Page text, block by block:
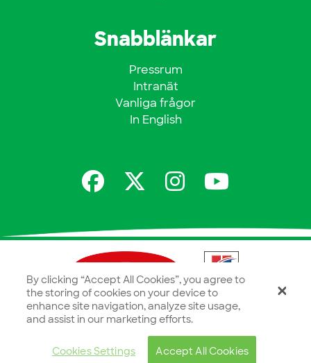
Snabblänkar
Pressrum
Intranät
Vanliga frågor
In English
By clicking “Accept All Cookies”, you agree to
the storing of cookies on your device to
enhance site navigation, analyze site usage,
and assist in our marketing efforts.
Cookies Settings Accept All Cookies